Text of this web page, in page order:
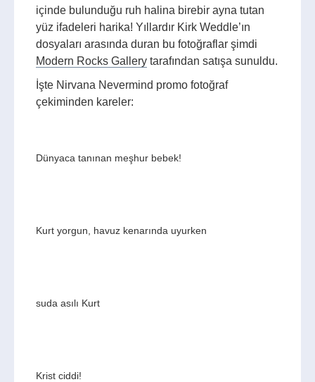
içinde bulunduğu ruh halina birebir ayna tutan
yüz ifadeleri harika! Yıllardır Kirk Weddle’ın
dosyaları arasında duran bu fotoğraflar şimdi
Modern Rocks Gallery tarafından satışa sunuldu.
İşte Nirvana Nevermind promo fotoğraf
çekiminden kareler:
Dünyaca tanınan meşhur bebek!
Kurt yorgun, havuz kenarında uyurken
suda asılı Kurt
Krist ciddi!